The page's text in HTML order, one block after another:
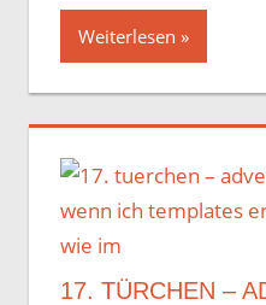
Weiterlesen
17. TÜRCHEN –